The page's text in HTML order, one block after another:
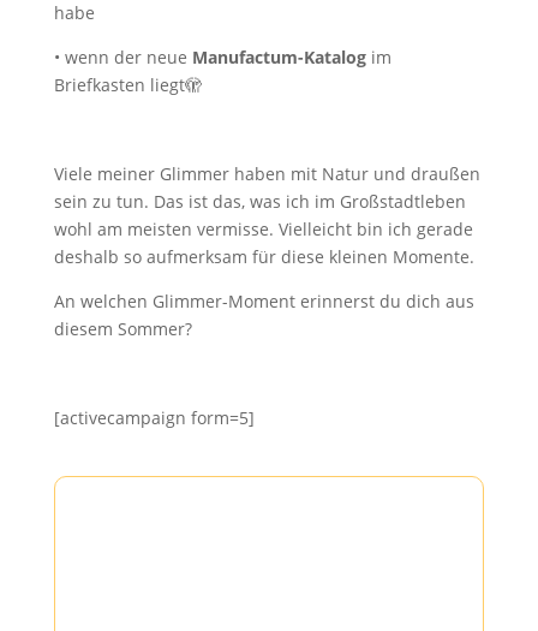
habe
• wenn der neue Manufactum-Katalogim
Briefkasten liegt🫣
Viele meiner Glimmer haben mit Natur und draußen
sein zu tun. Das ist das, was ich im Großstadtleben
wohl am meisten vermisse. Vielleicht bin ich gerade
deshalb so aufmerksam für diese kleinen Momente.
An welchen Glimmer-Moment erinnerst du dich aus
diesem Sommer?
[activecampaign form=5]